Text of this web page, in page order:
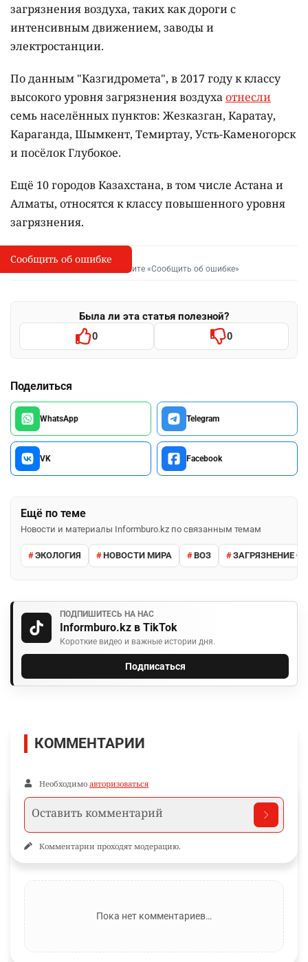
загрязнения воздуха, таких как дороги с
интенсивным движением, заводы и
электростанции.
По данным "Казгидромета", в 2017 году к классу
высокого уровня загрязнения воздухаотнесли
семь населённых пунктов: Жезказган, Каратау,
Караганда, Шымкент, Темиртау, Усть-Каменогорск
и посёлок Глубокое.
Ещё 10 городов Казахстана, в том числе Астана и
Алматы, относятся к классу повышенного уровня
загрязнения.
I
Сообщить об опечатке
Выделите фрагмент и нажмите «Сообщить об ошибке»
Была ли эта статья полезной?
0 0
Поделиться
WhatsApp Telegram
VK Facebook
Ещё по теме
Новости и материалы Informburo.kz по связанным темам
ЭКОЛОГИЯ НОВОСТИ МИРА ВОЗ ЗАГРЯЗНЕНИЕ
ПОДПИШИТЕСЬ НА НАС
Informburo.kz в TikTok
Короткие видео и важные истории дня.
Подписаться
Сообщить об ошибке
КОММЕНТАРИИ
Необходимо авторизоваться
Комментарии проходят модерацию.
Пока нет комментариев…